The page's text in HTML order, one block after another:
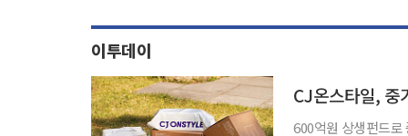
이투데이
CJ온스타일, 중
600억원 상생펀드로